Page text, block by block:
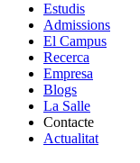
Estudis
Admissions
El Campus
Recerca
Empresa
Blogs
La Salle
Contacte
Actualitat